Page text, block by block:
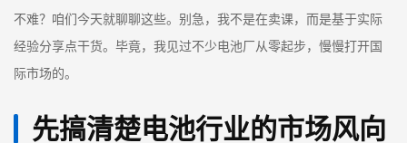
不难？咱们今天就聊聊这些。别急，我不是在卖课，而是基于实际
经验分享点干货。毕竟，我见过不少电池厂从零起步，慢慢打开国
际市场的。
先搞清楚电池行业的市场风向